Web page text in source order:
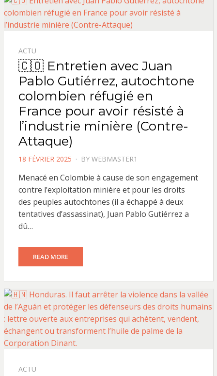
ACTU
🇨🇴 Entretien avec Juan
Pablo Gutiérrez, autochtone
colombien réfugié en
France pour avoir résisté à
l’industrie minière (Contre-
Attaque)
POSTED
18 FÉVRIER 2025 BY WEBMASTER1
Menacé en Colombie à cause de son engagement
contre l’exploitation minière et pour les droits
des peuples autochtones (il a échappé à deux
tentatives d’assassinat), Juan Pablo Gutiérrez a
dû…
READ MORE
ACTU